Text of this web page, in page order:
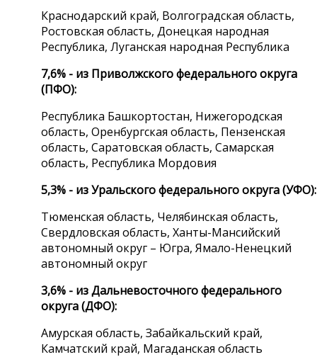
Краснодарский край, Волгоградская область,
Ростовская область, Донецкая народная
Республика, Луганская народная Республика
7,6% - из Приволжского федерального округа
(ПФО):
Республика Башкортостан, Нижегородская
область, Оренбургская область, Пензенская
область, Саратовская область, Самарская
область, Республика Мордовия
5,3% - из Уральского федерального округа (УФО):
Тюменская область, Челябинская область,
Свердловская область, Ханты-Мансийский
автономный округ – Югра, Ямало-Ненецкий
автономный округ
3,6% - из Дальневосточного федерального
округа (ДФО):
Амурская область, Забайкальский край,
Камчатский край, Магаданская область